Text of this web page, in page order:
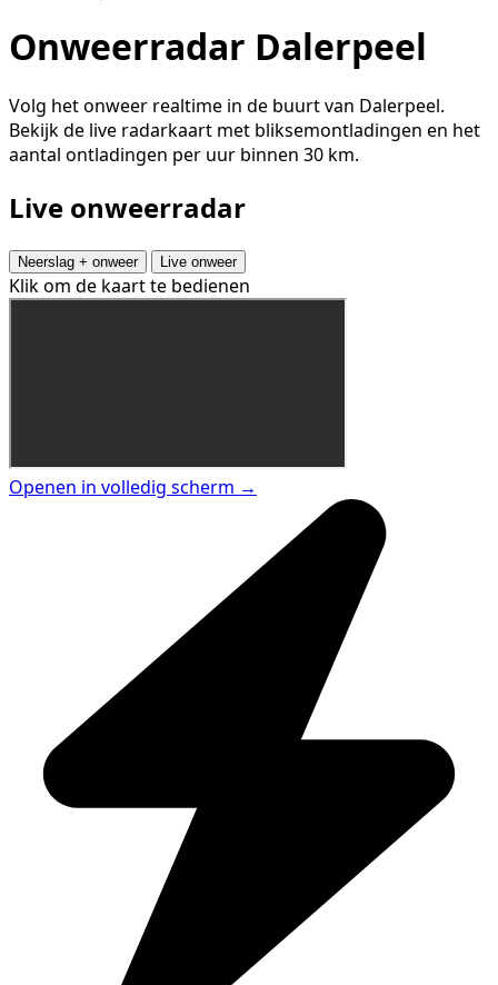
Onweerradar Dalerpeel
Volg het onweer realtime in de buurt van Dalerpeel.
Bekijk de live radarkaart met bliksemontladingen en het
aantal ontladingen per uur binnen 30 km.
Live onweerradar
Neerslag + onweer Live onweer
Klik om de kaart te bedienen
Openen in volledig scherm →